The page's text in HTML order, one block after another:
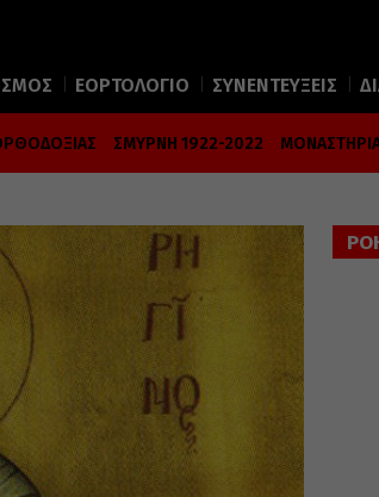
ΕΟΡΤΟΛΟΓΙΟ ΣΥΝΕΝΤΕΥΞΕΙΣ
ΣΜΥΡΝΗ 1922-2022